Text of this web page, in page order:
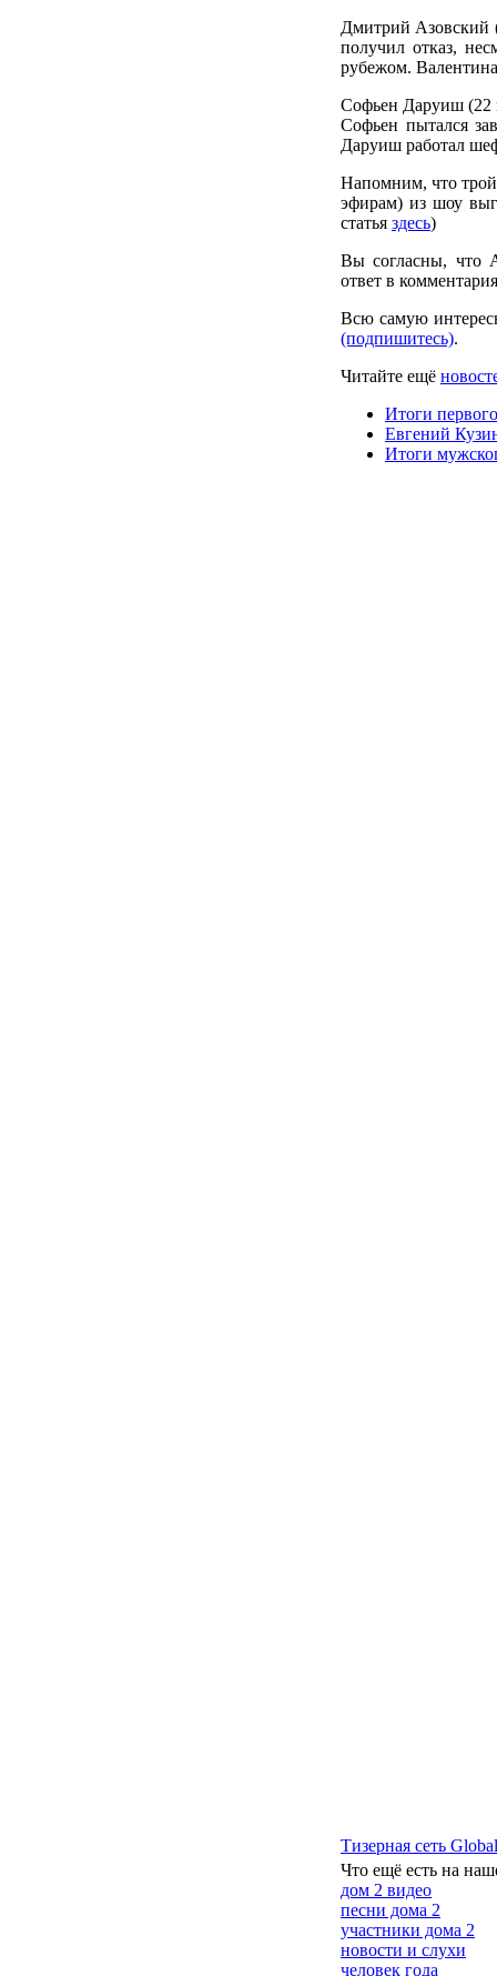
Дмитрий Азовский
получил отказ,
рубежом.
Софьен Даруиш (22
Софьен пытался
Даруиш работал
Напомним, что
эфирам) из шоу
статья здесь)
Вы согласны, что
ответ в
Всю самую
(подпишитесь).
Читайте ещё
Итоги
Евгений
Итоги
Тизерная сеть
Что ещё есть на
дом 2 видео
песни дома 2
участники дома 2
новости и слухи
человек года